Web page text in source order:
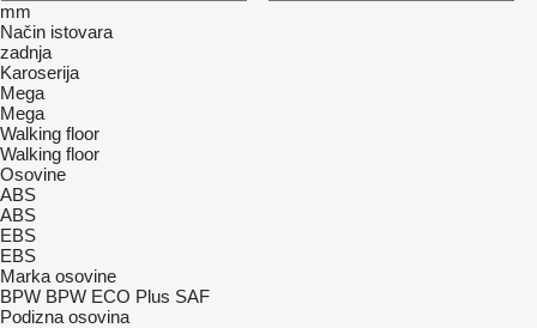
mm
Način istovara
zadnja
Karoserija
Mega
Mega
Walking floor
Walking floor
Osovine
ABS
ABS
EBS
EBS
Marka osovine
BPW BPW ECO Plus SAF
Podizna osovina